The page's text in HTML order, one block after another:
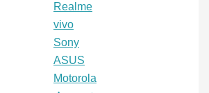
Realme
vivo
Sony
ASUS
Motorola